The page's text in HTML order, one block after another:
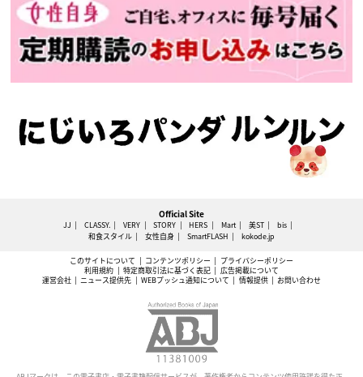
Official Site
JJ CLASSY. VERY STORY HERS Mart 美ST
bis
和食スタイル
女性自身 SmartFLASH kokode.jp
このサイトについて コンテンツポリシー
プライバシーポリシー
利用規約
特定商取引法に基づく表記
広告掲載について
運営会社
ニュース提供先 WEBプッシュ通知について 情報提供 お問い合わせ